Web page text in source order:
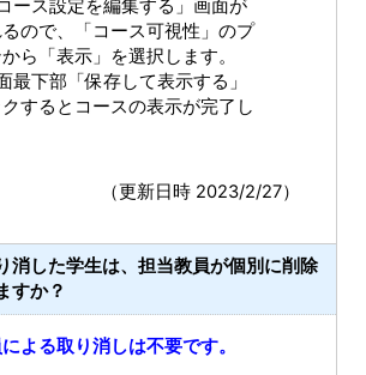
ース設定を編集する」画面が
ので、「コース可視性」のプ
ら「表示」を選択します。
下部「保存して表示する」
するとコースの表示が完了し
（更新日時 2023/2/27）
した学生は、担当教員が個別に削除
すか？
よる取り消しは不要です。